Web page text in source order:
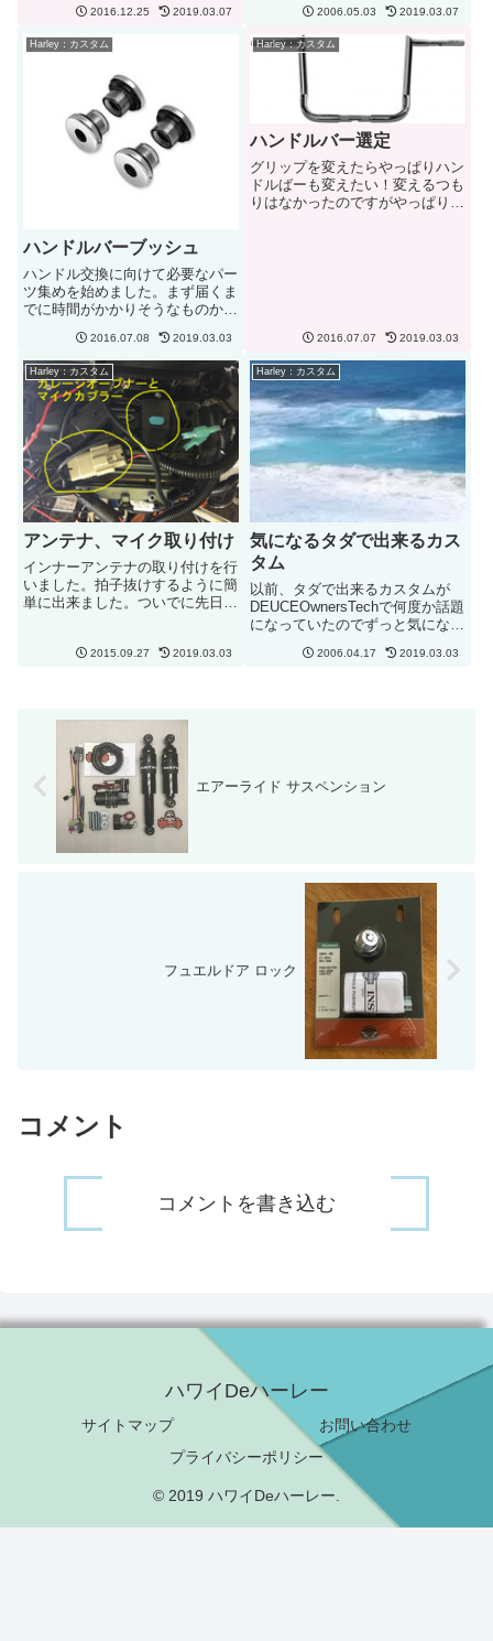
るか、風はどうなるか楽しみで
2016.12.25 2019.03.07
とが当たり前のようになりつつあ
る。HDからは正式なキットも出
ているにもかかわらず。かかる費
用はタイヤ代は別として自分で...
2006.05.03 2019.03.07
Harley：カスタム
ハンドルバーブッシュ
ハンドル交換に向けて必要なパー
ツ集めを始めました。まず届くま
でに時間がかかりそうなものから
レー純正のものをオーダーするこ
とに。アメリカ本土のディーラー
に頼むと届くのがだいたい2週間
ぐらいなので先にオーダーを入
れ...
2016.07.08 2019.03.03
Harley：カスタム
ハンドルバー選定
グリップを変えたらやっぱりハン
ドルばーも変えたい！変えるつも
りはなかったのですがやっぱり欲
2016.07.07 2019.03.03
Harley：カスタム
アンテナ、マイク取り付け
インナーアンテナの取り付けを行
いました。拍子抜けするように簡
単に出来ました。ついでに先日
ガレージオープナーも一緒に付け
2015.09.27 2019.03.03
Harley：カスタム
気になるタダで出来るカス
タム
以前、タダで出来るカスタムが
DEUCEOwnersTechで何度か話題
になっていたのでずっと気になっ
うと、ヘッドライトをオリジナル
2006.04.17 2019.03.03
エアーライド サスペンション
フュエルドア ロック
コメント
コメントを書き込む
ハワイDeハーレー
サイトマップ
お問い合わせ
プライバシーポリシー
© 2019 ハワイDeハーレー.